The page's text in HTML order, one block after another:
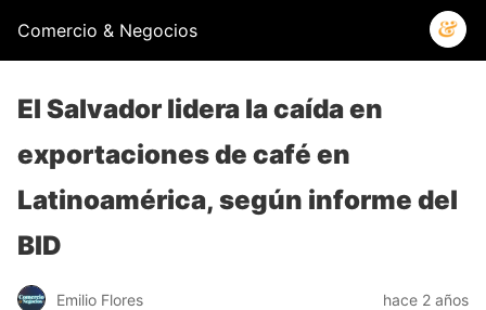
Comercio & Negocios
El Salvador lidera la caída en
exportaciones de café en
Latinoamérica, según informe del
BID
Emilio Flores hace 2 años